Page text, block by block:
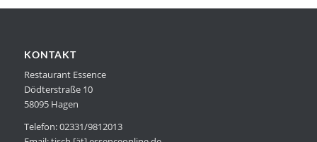
KONTAKT
Restaurant Essence
Dödterstraße 10
58095 Hagen
Telefon: 02331/9812013